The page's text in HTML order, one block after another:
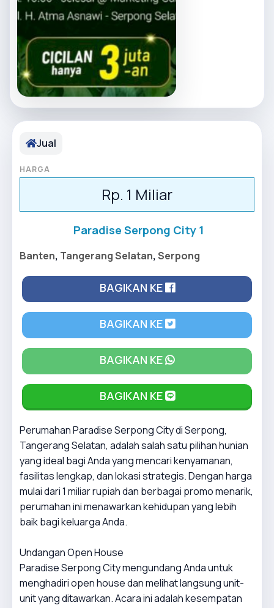
Jual
HARGA
Rp. 1 Miliar
Paradise Serpong City 1
Banten, Tangerang Selatan, Serpong
BAGIKAN KE
BAGIKAN KE
BAGIKAN KE
BAGIKAN KE
Perumahan Paradise Serpong City di Serpong,
Tangerang Selatan, adalah salah satu pilihan hunian
yang ideal bagi Anda yang mencari kenyamanan,
fasilitas lengkap, dan lokasi strategis. Dengan harga
mulai dari 1 miliar rupiah dan berbagai promo menarik,
perumahan ini menawarkan kehidupan yang lebih
baik bagi keluarga Anda.
Undangan Open House
Paradise Serpong City mengundang Anda untuk
menghadiri open house dan melihat langsung unit-
unit yang ditawarkan. Acara ini adalah kesempatan